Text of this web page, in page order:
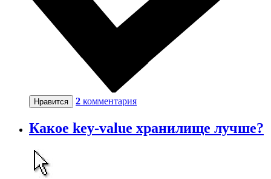
Нравится 2 комментария
Какое key-value хранилище лучше?